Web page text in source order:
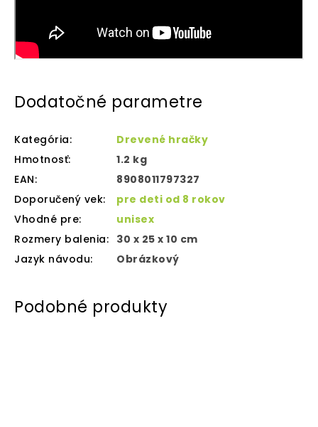
Dodatočné parametre
Kategória:
Drevené hračky
Hmotnosť:
1.2 kg
EAN:
8908011797327
Doporučený vek:
pre deti od 8 rokov
Vhodné pre:
unisex
Rozmery balenia: 30 x 25 x 10 cm
Jazyk návodu: Obrázkový